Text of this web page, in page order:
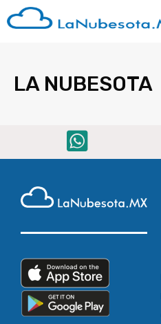
LA NUBESOTA